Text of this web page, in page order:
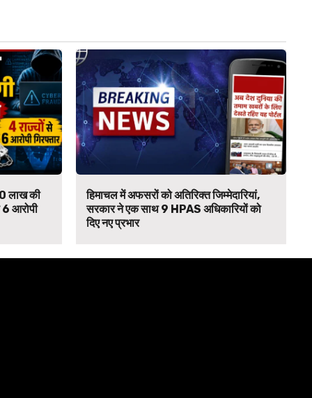
लाख की
6 आरोपी
हिमाचल में अफसरों को अतिरिक्त जिम्मेदारियां,
सरकार ने एक साथ 9 HPAS अधिकारियों को
दिए नए प्रभार